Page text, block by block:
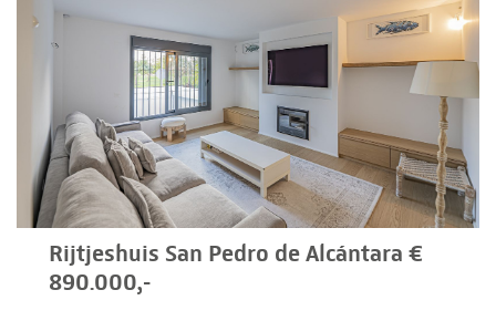
Rijtjeshuis San Pedro de Alcántara €
890.000,-